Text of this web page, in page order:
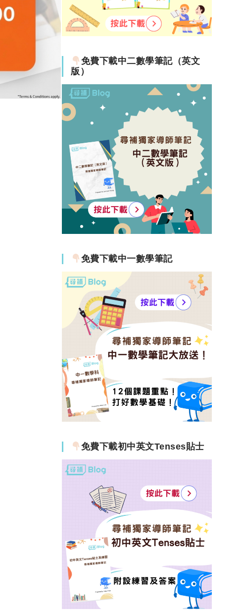
免費下載中二數學筆記（英文
版）
免費下載中一數學筆記
免費下載初中英文Tenses貼士